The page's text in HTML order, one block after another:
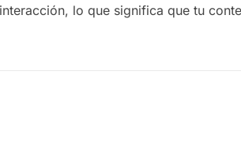
lo que significa que tu